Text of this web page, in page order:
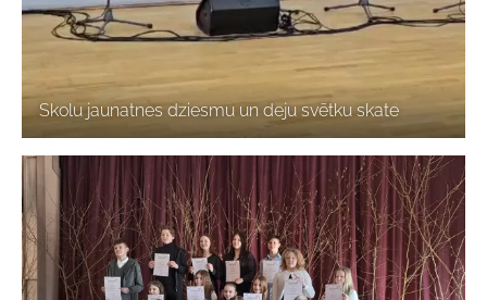
Skolu jaunatnes dziesmu un deju svētku skate